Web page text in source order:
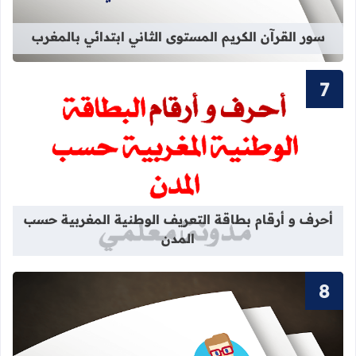
سور القرآن الكريم المستوى الثاني ابتدائي بالمغرب
قراءة المزيد عن أحرف و أرقام
أحرف و أرقام بطاقة التعريف الوطنية المغربية حسب
المدن